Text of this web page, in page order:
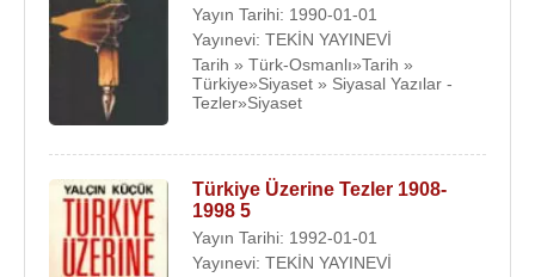
Yayın Tarihi: 1990-01-01
Yayınevi: TEKİN YAYINEVİ
Tarih » Türk-Osmanlı»Tarih »
Türkiye»Siyaset » Siyasal Yazılar -
Tezler»Siyaset
Türkiye Üzerine Tezler 1908-
1998 5
Yayın Tarihi: 1992-01-01
Yayınevi: TEKİN YAYINEVİ